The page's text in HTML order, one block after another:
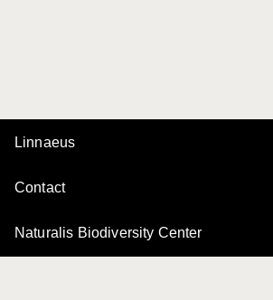
Linnaeus
Contact
Naturalis Biodiversity Center